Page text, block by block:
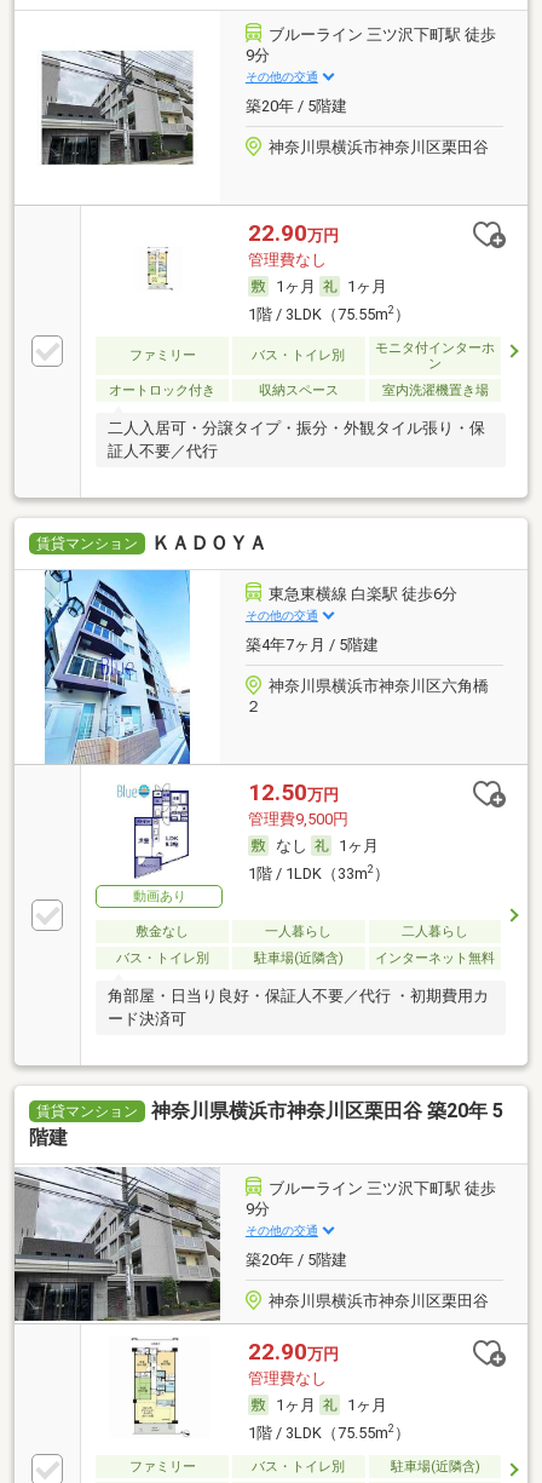
ブルーライン 三ツ沢下町駅 徒歩
9分
その他の交通
築20年 / 5階建
神奈川県横浜市神奈川区栗田谷
22.90万円
管理費なし
1ヶ月
1ヶ月
1階 / 3LDK（75.55m2）
ファミリー バス・トイレ別
モニタ付インターホ
ン
オートロック付き
収納スペース 室内洗濯機置き場
二人入居可・分譲タイプ・振分・外観タイル張り・保
証人不要／代行
賃貸マンション ＫＡＤＯＹＡ
東急東横線 白楽駅 徒歩6分
その他の交通
築4年7ヶ月 / 5階建
神奈川県横浜市神奈川区六角橋
２
動画あり
12.50万円
管理費9,500円
なし
1ヶ月
1階 / 1LDK（33m2）
敷金なし 一人暮らし
二人暮らし
バス・トイレ別
駐車場(近隣含) インターネット無料
角部屋・日当り良好・保証人不要／代行 ・初期費用カ
ード決済可
賃貸マンション
神奈川県横浜市神奈川区栗田谷 築20年 5
階建
ブルーライン 三ツ沢下町駅 徒歩
9分
その他の交通
築20年 / 5階建
神奈川県横浜市神奈川区栗田谷
22.90万円
管理費なし
1ヶ月
1ヶ月
1階 / 3LDK（75.55m2）
ファミリー バス・トイレ別
駐車場(近隣含)